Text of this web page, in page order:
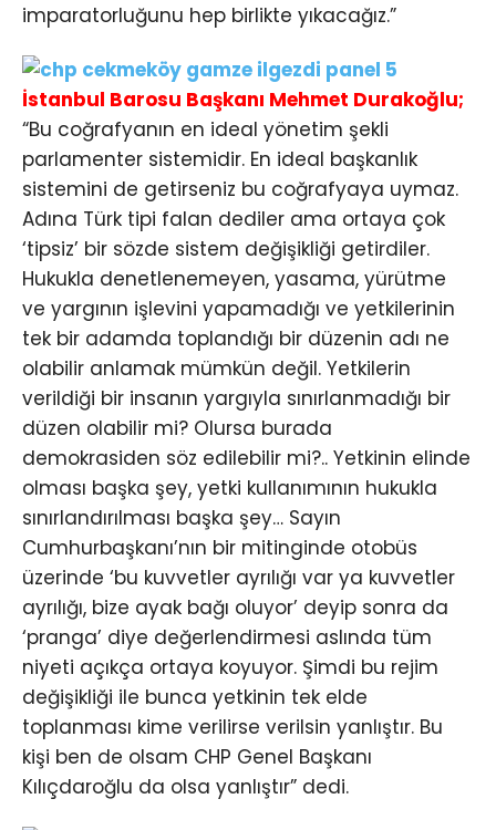
imparatorluğunu hep birlikte yıkacağız.”
İstanbul Barosu Başkanı Mehmet Durakoğlu;
“Bu coğrafyanın en ideal yönetim şekli
parlamenter sistemidir. En ideal başkanlık
sistemini de getirseniz bu coğrafyaya uymaz.
Adına Türk tipi falan dediler ama ortaya çok
‘tipsiz’ bir sözde sistem değişikliği getirdiler.
Hukukla denetlenemeyen, yasama, yürütme
ve yargının işlevini yapamadığı ve yetkilerinin
tek bir adamda toplandığı bir düzenin adı ne
olabilir anlamak mümkün değil. Yetkilerin
verildiği bir insanın yargıyla sınırlanmadığı bir
düzen olabilir mi? Olursa burada
demokrasiden söz edilebilir mi?.. Yetkinin elinde
olması başka şey, yetki kullanımının hukukla
sınırlandırılması başka şey… Sayın
Cumhurbaşkanı’nın bir mitinginde otobüs
üzerinde ‘bu kuvvetler ayrılığı var ya kuvvetler
ayrılığı, bize ayak bağı oluyor’ deyip sonra da
‘pranga’ diye değerlendirmesi aslında tüm
niyeti açıkça ortaya koyuyor. Şimdi bu rejim
değişikliği ile bunca yetkinin tek elde
toplanması kime verilirse verilsin yanlıştır. Bu
kişi ben de olsam CHP Genel Başkanı
Kılıçdaroğlu da olsa yanlıştır” dedi.